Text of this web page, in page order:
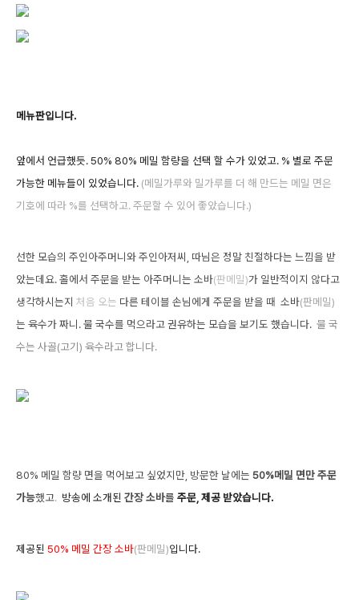
메뉴판입니다.
앞에서 언급했듯. 50% 80% 메밀 함량을 선택 할 수가 있었고. % 별로 주문
가능한 메뉴들이 있었습니다. (메밀가루와 밀가루를 더 해 만드는 메밀 면은
기호에 따라 %를 선택하고. 주문할 수 있어 좋았습니다.)
선한 모습의 주인아주머니와 주인아저씨, 따님은 정말 친절하다는 느낌을 받
았는데요. 홀에서 주문을 받는 아주머니는 소바(판메밀)가 일반적이지 않다고
생각하시는지 처음 오는 다른 테이블 손님에게 주문을 받을 때 소바(판메밀)
는 육수가 짜니. 물 국수를 먹으라고 권유하는 모습을 보기도 했습니다. 물 국
수는 사골(고기) 육수라고 합니다.
80% 메밀 함량 면을 먹어보고 싶었지만, 방문한 날에는 50%메밀 면만 주문
가능했고. 방송에 소개된 간장 소바를 주문, 제공 받았습니다.
제공된 50% 메밀 간장 소바(판메밀)입니다.